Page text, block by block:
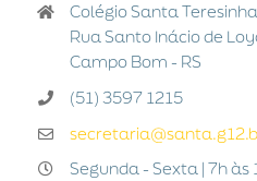
Colégio Santa Teresinha
Rua Santo Inácio de
Campo Bom - RS
(51) 3597 1215
Segunda - Sexta | 7h às